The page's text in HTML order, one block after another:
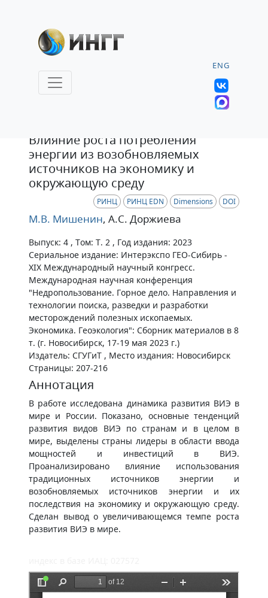
ENG
Влияние роста потребления
энергии из возобновляемых
источников на экономику и
окружающую среду
РИНЦ РИНЦ EDN Dimensions DOI
М.В. Мишенин, А.С. Доржиева
Выпуск: 4 , Том: Т. 2 , Год издания: 2023
Сериальное издание: Интерэкспо ГЕО-Сибирь -
XIX Международный научный конгресс.
Международная научная конференция
"Недропользование. Горное дело. Направления и
технологии поиска, разведки и разработки
месторождений полезных ископаемых.
Экономика. Геоэкология": Сборник материалов в 8
т. (г. Новосибирск, 17-19 мая 2023 г.)
Издатель: СГУГиТ , Место издания: Новосибирск
Страницы: 207-216
Аннотация
В работе исследована динамика развития ВИЭ в
мире и России. Показано, основные тенденций
развития видов ВИЭ по странам и в целом в
мире, выделены страны лидеры в области ввода
мощностей и инвестиций в ВИЭ.
Проанализировано влияние использования
традиционных источников энергии и
возобновляемых источников энергии и их
последствия на экономику и окружающую среду.
Сделан вывод о увеличивающемся темпе роста
развития ВИЭ в мире.